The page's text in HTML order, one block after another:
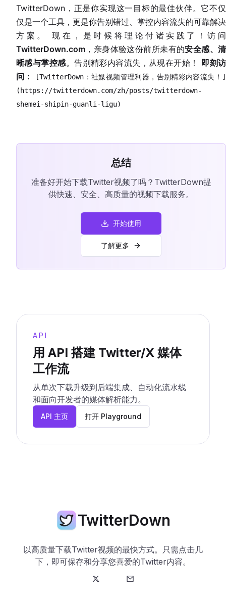
TwitterDown，正是你实现这一目标的最佳伙伴。它不仅
仅是一个工具，更是你告别错过、掌控内容流失的可靠解决
方案。 现在，是时候将理论付诸实践了！访问
TwitterDown.com ，亲身体验这份前所未有的安全感、清
晰感与掌控感。告别精彩内容流失，从现在开始！ 即刻访
问：
[TwitterDown：社媒视频管理利器，告别精彩内容流失！]
(https://twitterdown.com/zh/posts/twitterdown-
shemei-shipin-guanli-ligu)
总结
准备好开始下载Twitter视频了吗？TwitterDown提
供快速、安全、高质量的视频下载服务。
开始使用
了解更多
API
用 API 搭建 Twitter/X 媒体
工作流
从单次下载升级到后端集成、自动化流水线
和面向开发者的媒体解析能力。
API 主页 打开 Playground
TwitterDown
以高质量下载Twitter视频的最快方式。只需点击几
下，即可保存和分享您喜爱的Twitter内容。
Twitter 邮箱